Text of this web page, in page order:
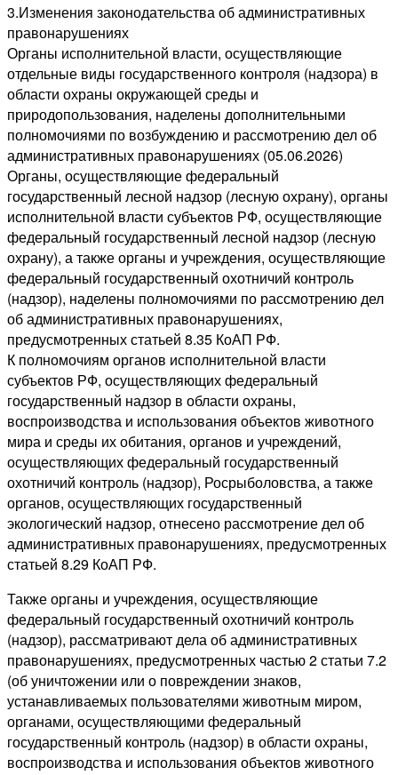
3.Изменения законодательства об административных
правонарушениях
Органы исполнительной власти, осуществляющие
отдельные виды государственного контроля (надзора) в
области охраны окружающей среды и
природопользования, наделены дополнительными
полномочиями по возбуждению и рассмотрению дел об
административных правонарушениях (05.06.2026)
Органы, осуществляющие федеральный
государственный лесной надзор (лесную охрану), органы
исполнительной власти субъектов РФ, осуществляющие
федеральный государственный лесной надзор (лесную
охрану), а также органы и учреждения, осуществляющие
федеральный государственный охотничий контроль
(надзор), наделены полномочиями по рассмотрению дел
об административных правонарушениях,
предусмотренных статьей 8.35 КоАП РФ.
К полномочиям органов исполнительной власти
субъектов РФ, осуществляющих федеральный
государственный надзор в области охраны,
воспроизводства и использования объектов животного
мира и среды их обитания, органов и учреждений,
осуществляющих федеральный государственный
охотничий контроль (надзор), Росрыболовства, а также
органов, осуществляющих государственный
экологический надзор, отнесено рассмотрение дел об
административных правонарушениях, предусмотренных
статьей 8.29 КоАП РФ.
Также органы и учреждения, осуществляющие
федеральный государственный охотничий контроль
(надзор), рассматривают дела об административных
правонарушениях, предусмотренных частью 2 статьи 7.2
(об уничтожении или о повреждении знаков,
устанавливаемых пользователями животным миром,
органами, осуществляющими федеральный
государственный контроль (надзор) в области охраны,
воспроизводства и использования объектов животного